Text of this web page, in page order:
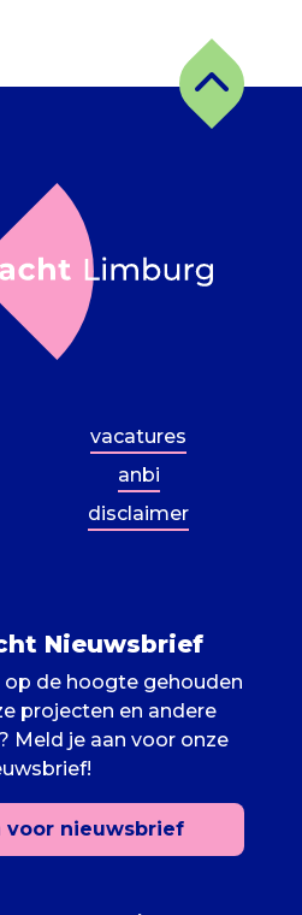
vacatures
anbi
disclaimer
Nieuwsbrief
de hoogte gehouden
projecten en andere
Meld je aan voor onze
voor nieuwsbrief